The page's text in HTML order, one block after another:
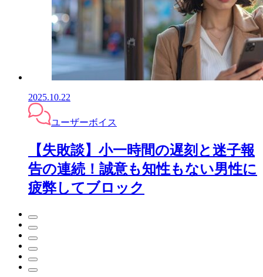
2025.10.22
ユーザーボイス
【失敗談】小一時間の遅刻と迷子報
告の連続！誠意も知性もない男性に
疲弊してブロック